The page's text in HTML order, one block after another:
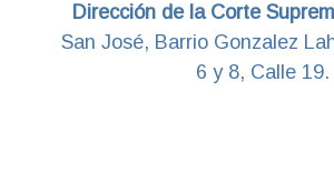
Dirección de la Corte
San José, Barrio Gonzalez
6 y 8, Calle 19.